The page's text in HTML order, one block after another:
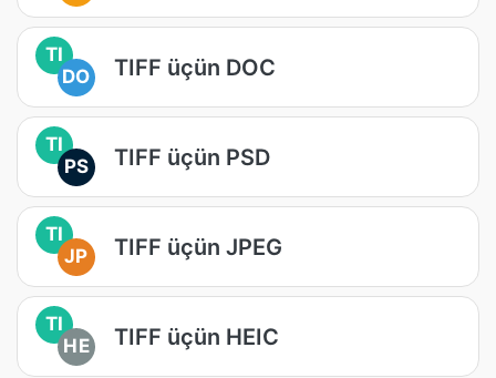
TI
DO
TIFF üçün DOC
TI
PS
TIFF üçün PSD
TI
JP
TIFF üçün JPEG
TI
HE
TIFF üçün HEIC